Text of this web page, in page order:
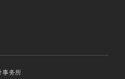
事务所